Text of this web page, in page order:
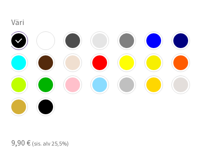
Väri
9,90 € (sis. alv 25,5%)